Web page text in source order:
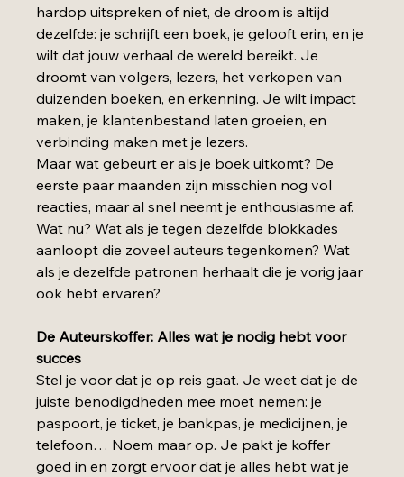
hardop uitspreken of niet, de droom is altijd
dezelfde: je schrijft een boek, je gelooft erin, en je
wilt dat jouw verhaal de wereld bereikt. Je
droomt van volgers, lezers, het verkopen van
duizenden boeken, en erkenning. Je wilt impact
maken, je klantenbestand laten groeien, en
verbinding maken met je lezers.
Maar wat gebeurt er als je boek uitkomt? De
eerste paar maanden zijn misschien nog vol
reacties, maar al snel neemt je enthousiasme af.
Wat nu? Wat als je tegen dezelfde blokkades
aanloopt die zoveel auteurs tegenkomen? Wat
als je dezelfde patronen herhaalt die je vorig jaar
ook hebt ervaren?
De Auteurskoffer: Alles wat je nodig hebt voor
succes
Stel je voor dat je op reis gaat. Je weet dat je de
juiste benodigdheden mee moet nemen: je
paspoort, je ticket, je bankpas, je medicijnen, je
telefoon… Noem maar op. Je pakt je koffer
goed in en zorgt ervoor dat je alles hebt wat je